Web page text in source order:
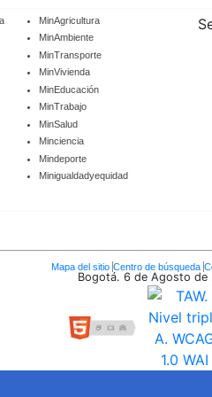
MinAgricultura
MinAmbiente
MinTransporte
MinVivienda
MinEducación
MinTrabajo
MinSalud
Minciencia
Mindeporte
Minigualdadyequidad
Mapa del sitio Centro de búsqueda
Bogotá. 6 de Agosto de